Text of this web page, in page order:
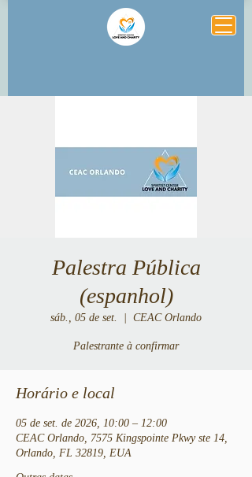
Palestra Pública
(espanhol)
sáb., 05 de set. CEAC Orlando
Palestrante à confirmar
Horário e local
05 de set. de 2026, 10:00 – 12:00
CEAC Orlando, 7575 Kingspointe Pkwy ste 14,
Orlando, FL 32819, EUA